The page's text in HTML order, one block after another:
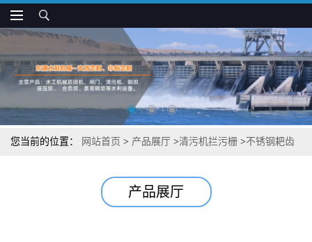
您当前的位置： 网站首页 > 产品展厅 >清污机拦污栅 >不锈钢耙齿
产品展厅